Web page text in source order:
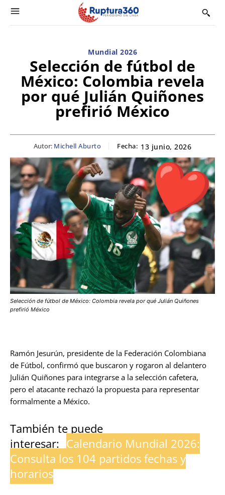
Mundial 2026
Selección de fútbol de
México: Colombia revela
por qué Julián Quiñones
prefirió México
Autor: Michell Aburto Fecha: 13 junio, 2026
Selección de fútbol de México: Colombia revela por qué Julián Quiñones
prefirió México
Ramón Jesurún, presidente de la Federación Colombiana
de Fútbol, confirmó que buscaron y rogaron al delantero
Julián Quiñones para integrarse a la selección cafetera,
pero el atacante rechazó la propuesta para representar
formalmente a México.
También te puede
interesar: Calendario Mundial 2026:
Consulta los 104 partidos fechas y
horarios